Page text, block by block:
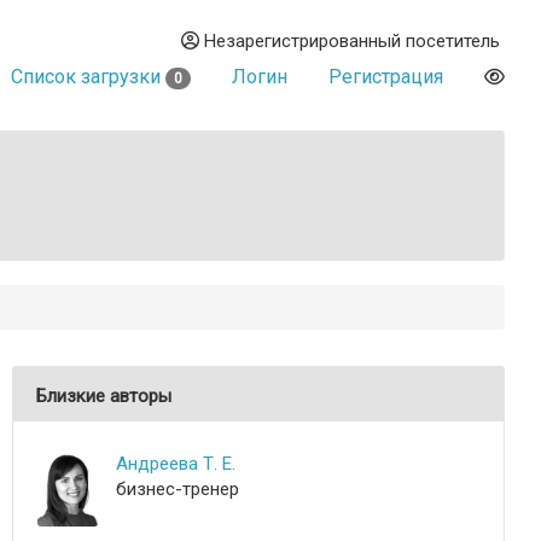
Незарегистрированный посетитель
Список загрузки 0 Логин Регистрация
Близкие авторы
Андреева Т. Е.
бизнес-тренер